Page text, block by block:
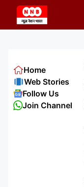
content
Home
Web Stories
Follow Us
Join Channel